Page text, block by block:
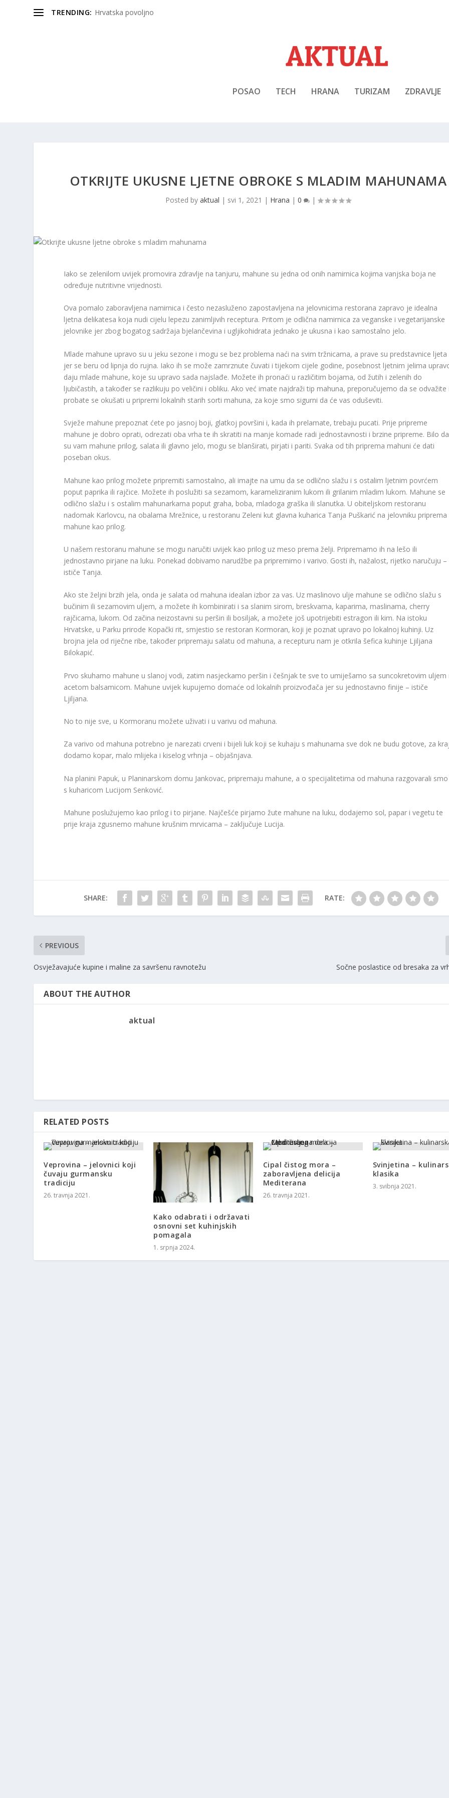
TRENDING: Hrvatska povoljno
POSAO TECH HRANA TURIZAM ZDRAVLJE
OTKRIJTE UKUSNE LJETNE OBROKE S MLADIM MAHUNAMA
Posted by aktual | svi 1, 2021 | Hrana | 0 |
Iako se zelenilom uvijek promovira zdravlje na tanjuru, mahune su jedna od onih namirnica kojima vanjska boja ne
određuje nutritivne vrijednosti.
Ova pomalo zaboravljena namirnica i često nezasluženo zapostavljena na jelovnicima restorana zapravo je idealna
ljetna delikatesa koja nudi cijelu lepezu zanimljivih receptura. Pritom je odlična namirnica za veganske i vegetarijanske
jelovnike jer zbog bogatog sadržaja bjelančevina i ugljikohidrata jednako je ukusna i kao samostalno jelo.
Mlade mahune upravo su u jeku sezone i mogu se bez problema naći na svim tržnicama, a prave su predstavnice ljeta
jer se beru od lipnja do rujna. Iako ih se može zamrznute čuvati i tijekom cijele godine, posebnost ljetnim jelima
daju mlade mahune, koje su upravo sada najslađe. Možete ih pronaći u različitim bojama, od žutih i zelenih do
ljubičastih, a također se razlikuju po veličini i obliku. Ako već imate najdraži tip mahuna, preporučujemo da se odvažite
probate se okušati u pripremi lokalnih starih sorti mahuna, za koje smo sigurni da će vas oduševiti.
Svježe mahune prepoznat ćete po jasnoj boji, glatkoj površini i, kada ih prelamate, trebaju pucati. Prije pripreme
mahune je dobro oprati, odrezati oba vrha te ih skratiti na manje komade radi jednostavnosti i brzine pripreme. Bilo da
su vam mahune prilog, salata ili glavno jelo, mogu se blanširati, pirjati i pariti. Svaka od tih priprema mahuni će dati
poseban okus.
Mahune kao prilog možete pripremiti samostalno, ali imajte na umu da se odlično slažu i s ostalim ljetnim povrćem
poput paprika ili rajčice. Možete ih poslužiti sa sezamom, karameliziranim lukom ili grilanim mladim lukom. Mahune se
odlično slažu i s ostalim mahunarkama poput graha, boba, mladoga graška ili slanutka. U obiteljskom restoranu
nadomak Karlovcu, na obalama Mrežnice, u restoranu Zeleni kut glavna kuharica Tanja Puškarić na jelovniku priprema
mahune kao prilog.
U našem restoranu mahune se mogu naručiti uvijek kao prilog uz meso prema želji. Pripremamo ih na lešo ili
jednostavno pirjane na luku. Ponekad dobivamo narudžbe pa pripremimo i varivo. Gosti ih, nažalost, rijetko naručuju –
ističe Tanja.
Ako ste željni brzih jela, onda je salata od mahuna idealan izbor za vas. Uz maslinovo ulje mahune se odlično slažu s
bučinim ili sezamovim uljem, a možete ih kombinirati i sa slanim sirom, breskvama, kaparima, maslinama, cherry
rajčicama, lukom. Od začina neizostavni su peršin ili bosiljak, a možete još upotrijebiti estragon ili kim. Na istoku
Hrvatske, u Parku prirode Kopački rit, smjestio se restoran Kormoran, koji je poznat upravo po lokalnoj kuhinji. Uz
brojna jela od riječne ribe, također pripremaju salatu od mahuna, a recepturu nam je otkrila šefica kuhinje Ljiljana
Bilokapić.
Prvo skuhamo mahune u slanoj vodi, zatim nasjeckamo peršin i češnjak te sve to umiješamo sa suncokretovim uljem
acetom balsamicom. Mahune uvijek kupujemo domaće od lokalnih proizvođača jer su jednostavno finije – ističe
Ljiljana.
No to nije sve, u Kormoranu možete uživati i u varivu od mahuna.
Za varivo od mahuna potrebno je narezati crveni i bijeli luk koji se kuhaju s mahunama sve dok ne budu gotove, za
dodamo kopar, malo mlijeka i kiselog vrhnja – objašnjava.
Na planini Papuk, u Planinarskom domu Jankovac, pripremaju mahune, a o specijalitetima od mahuna razgovarali smo
s kuharicom Lucijom Senković.
Mahune poslužujemo kao prilog i to pirjane. Najčešće pirjamo žute mahune na luku, dodajemo sol, papar i vegetu te
prije kraja zgusnemo mahune krušnim mrvicama – zaključuje Lucija.
SHARE: RATE:
PREVIOUS
Osvježavajuće kupine i maline za savršenu ravnotežu Sočne poslastice od bresaka za
ABOUT THE AUTHOR
aktual
RELATED POSTS
Veprovina – jelovnici koji
čuvaju gurmansku
tradiciju
26. travnja 2021.
Kako odabrati i održavati
osnovni set kuhinjskih
pomagala
1. srpnja 2024.
Cipal čistog mora –
zaboravljena delicija
Mediterana
26. travnja 2021.
Svinjetina –
klasika
3. svibnja 2021.